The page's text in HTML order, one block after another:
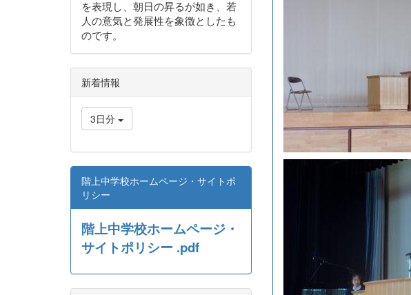
を表現し、朝日の昇るが如き、若
人の意気と発展性を象徴としたも
のです。
新着情報
3日分
階上中学校ホームページ・サイトポ
リシー
階上中学校ホームページ・
サイトポリシー .pdf